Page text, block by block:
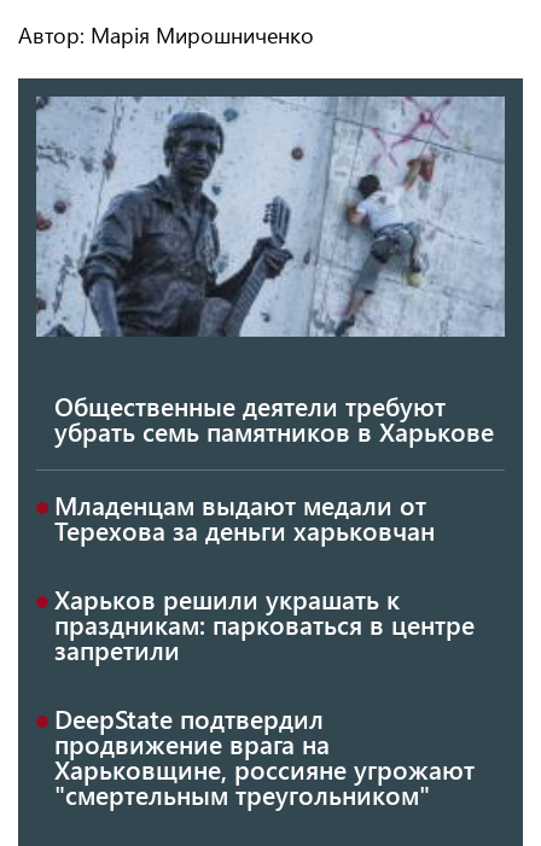
Автор: Марія Мирошниченко
Общественные деятели требуют
убрать семь памятников в Харькове
Младенцам выдают медали от
Терехова за деньги харьковчан
Харьков решили украшать к
праздникам: парковаться в центре
запретили
DeepState подтвердил
продвижение врага на
Харьковщине, россияне угрожают
"смертельным треугольником"